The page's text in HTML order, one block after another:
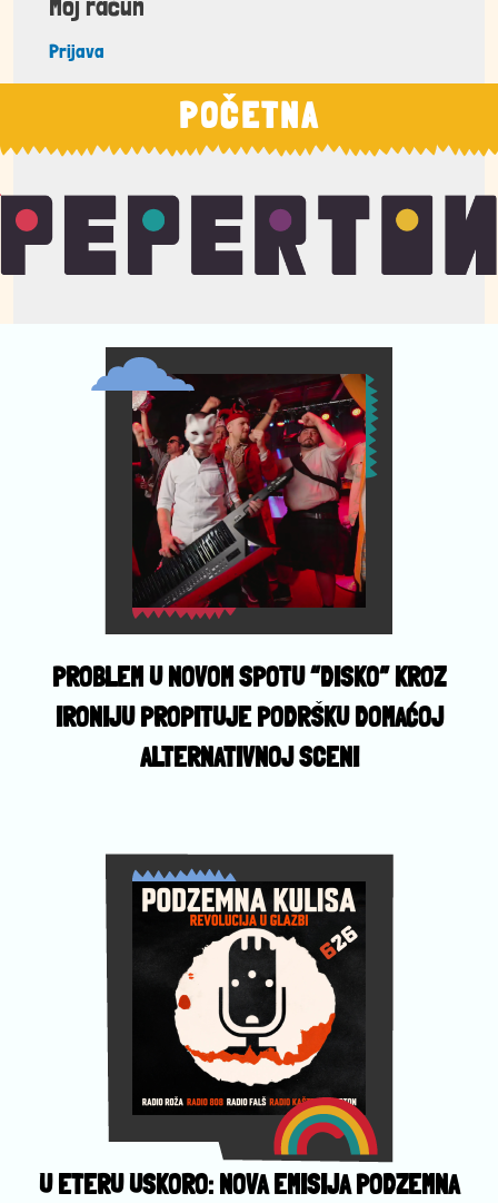
Prijava
POČETNA
PROBLEM U NOVOM SPOTU “DISKO” KROZ
IRONIJU PROPITUJE PODRŠKU DOMAĆOJ
ALTERNATIVNOJ SCENI
U ETERU USKORO: NOVA EMISIJA PODZEMNA